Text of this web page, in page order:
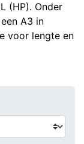
(HP). Onder
A3 in
voor lengte en